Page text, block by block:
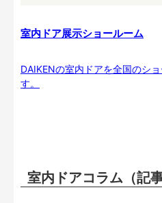
室内ドア展示ショールーム
DAIKENの室内ドアを全国のシ
す。
室内ドアコラム（記事